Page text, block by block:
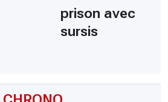
prison avec
sursis